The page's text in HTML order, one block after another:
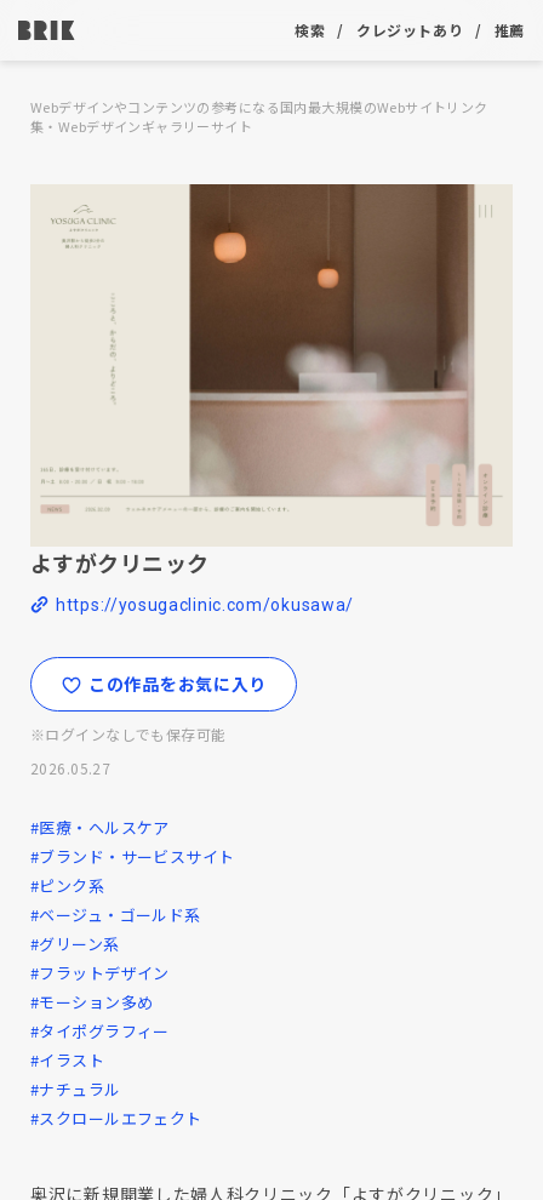
検索 クレジットあり 推薦
Webデザインやコンテンツの参考になる国内最大規模のWebサイトリンク
集・Webデザインギャラリーサイト
よすがクリニック
https://yosugaclinic.com/okusawa/
この作品をお気に入り
※ログインなしでも保存可能
2026.05.27
#医療・ヘルスケア
#ブランド・サービスサイト
#ピンク系
#ベージュ・ゴールド系
#グリーン系
#フラットデザイン
#モーション多め
#タイポグラフィー
#イラスト
#ナチュラル
#スクロールエフェクト
奥沢に新規開業した婦人科クリニック「よすがクリニック」